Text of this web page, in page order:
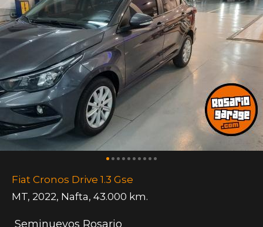
Fiat Cronos Drive 1.3 Gse
MT, 2022, Nafta, 43.000 km.
Seminuevos Rosario